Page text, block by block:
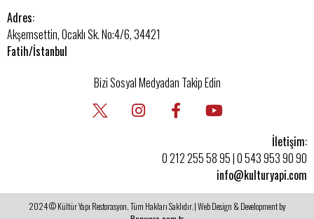
Adres:
Akşemsettin, Ocaklı Sk. No:4/6, 34421
Fatih/İstanbul
Bizi Sosyal Medyadan Takip Edin
İletişim:
0 212 255 58 95|0 543 953 90 90
info@kulturyapi.com
2024 © Kültür Yapı Restorasyon, Tüm Hakları Saklıdır. | Web Design & Development by